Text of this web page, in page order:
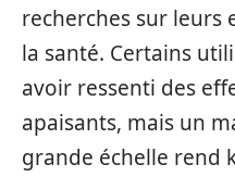
recherches sur leurs
la santé. Certains
avoir ressenti des
apaisants, mais un
grande échelle rend